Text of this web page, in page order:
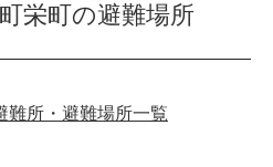
栄町の避難場所
難所・避難場所一覧